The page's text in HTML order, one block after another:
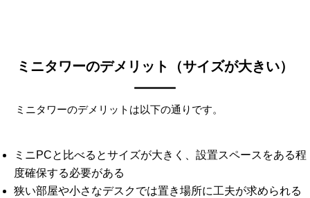
ミニタワーのデメリット（サイズが大きい）
ミニタワーのデメリットは以下の通りです。
ミニPCと比べるとサイズが大きく、設置スペースをある程
度確保する必要がある
狭い部屋や小さなデスクでは置き場所に工夫が求められる